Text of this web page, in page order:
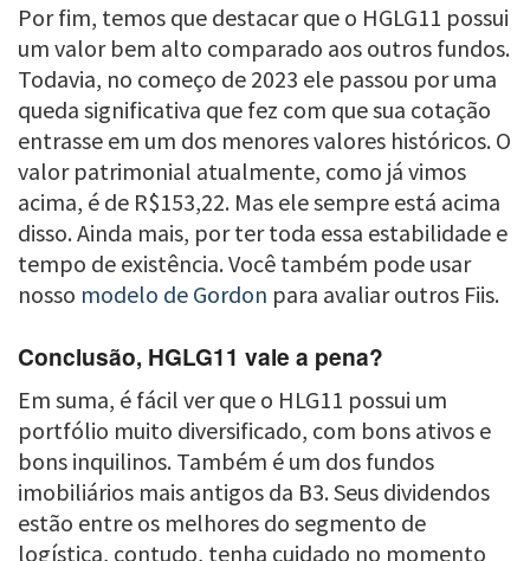
Por fim, temos que destacar que o HGLG11 possui
um valor bem alto comparado aos outros fundos.
Todavia, no começo de 2023 ele passou por uma
queda significativa que fez com que sua cotação
entrasse em um dos menores valores históricos. O
valor patrimonial atualmente, como já vimos
acima, é de R$153,22. Mas ele sempre está acima
disso. Ainda mais, por ter toda essa estabilidade e
tempo de existência. Você também pode usar
nosso modelo de Gordon para avaliar outros Fiis.
Conclusão, HGLG11 vale a pena?
Em suma, é fácil ver que o HLG11 possui um
portfólio muito diversificado, com bons ativos e
bons inquilinos. Também é um dos fundos
imobiliários mais antigos da B3. Seus dividendos
estão entre os melhores do segmento de
logística, contudo, tenha cuidado no momento